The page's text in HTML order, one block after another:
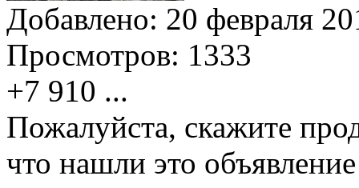
Добавлено: 20 февраля
Просмотров: 1333
+7 910 ...
Пожалуйста, скажите
что нашли это